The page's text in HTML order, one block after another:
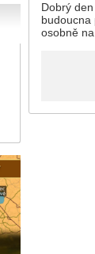
Dobrý
budoucna
osobně